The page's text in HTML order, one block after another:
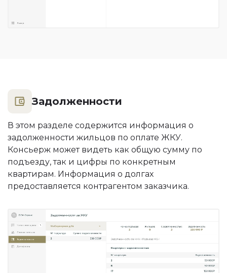
Задолженности
В этом разделе содержится информация о
задолженности жильцов по оплате ЖКУ.
Консьерж может видеть как общую сумму по
подъезду, так и цифры по конкретным
квартирам. Информация о долгах
предоставляется контрагентом заказчика.